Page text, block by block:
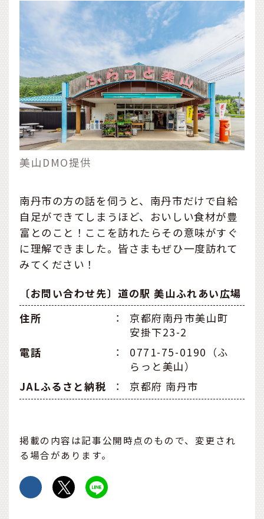
美山DMO提供
南丹市の方の話を伺うと、南丹市だけで自給
自足ができてしまうほど、おいしい食材が豊
富とのこと！ここを訪れたらその意味がすぐ
に理解できました。皆さまもぜひ一度訪れて
みてください！
〔お問い合わせ先〕道の駅 美山ふれあい広場
住所
：
京都府南丹市美山町
安掛下23-2
電話
：
0771-75-0190（ふ
らっと美山）
JALふるさと納税
： 京都府 南丹市
掲載の内容は記事公開時点のもので、変更され
る場合があります。